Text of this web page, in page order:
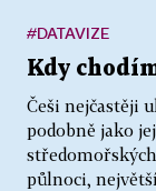
Kdy
Češi nejčastěji
podobně jako
půlnoci,
#DATAVIZE